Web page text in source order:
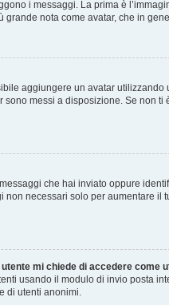
i messaggi. La prima è
nota come avatar, che in
aggiungere un avatar
messi a disposizione. Se non
che hai inviato oppure
necessari solo per aumentare
mi chiede di accedere come
usando il modulo di invio posta
di utenti anonimi.